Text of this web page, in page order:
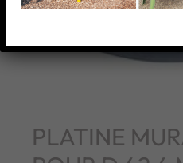
PLATINE